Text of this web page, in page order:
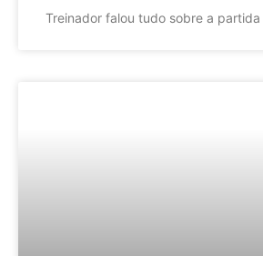
Treinador falou tudo sobre a partida